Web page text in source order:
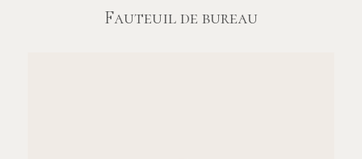
Fauteuil de bureau